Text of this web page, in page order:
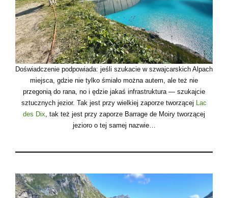
Doświadczenie podpowiada: jeśli szukacie w szwajcarskich Alpach
miejsca, gdzie nie tylko śmiało można autem, ale też nie
przegonią do rana, no i ędzie jakaś infrastruktura — szukajcie
sztucznych jezior. Tak jest przy wielkiej zaporze tworzącej Lac
des Dix, tak też jest przy zaporze Barrage de Moiry tworzącej
jezioro o tej samej nazwie…